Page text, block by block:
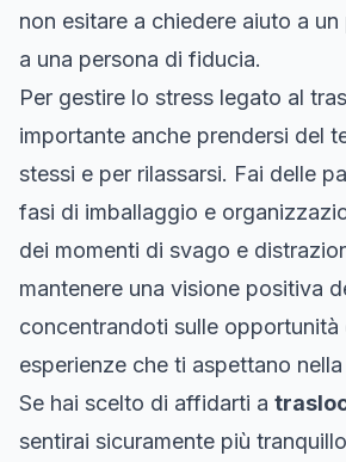
non esitare a chiedere aiuto a
a una persona di fiducia.
Per gestire lo stress legato al
importante anche prendersi del
stessi e per rilassarsi. Fai delle
fasi di imballaggio e
dei momenti di svago e
mantenere una visione positiva
concentrandoti sulle opportunità
esperienze che ti aspettano
Se hai scelto di affidarti a
sentirai sicuramente più